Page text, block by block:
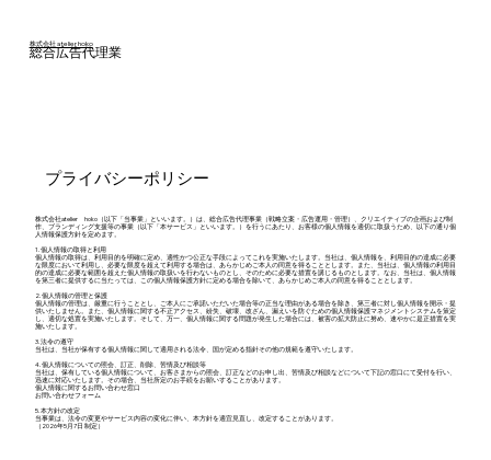
株式会社 atelier hoko
総合広告代理業
プライバシーポリシー
​株式会社atelier hoko（以下「当事業」といいます。）は、総合広告代理事業（戦略立案・広告運用・管理）、クリエイティブの企画および制
作、ブランディング支援等の事業（以下「本サービス」といいます。）を行うにあたり、お客様の個人情報を適切に取扱うため、以下の通り個
人情報保護方針を定めます。
​1. 個人情報の取得と利用
​個人情報の取得は、利用目的を明確に定め、適性かつ公正な手段によってこれを実施いたします。当社は、個人情報を、利用目的の達成に必要
な限度において利用し、必要な限度を超えて利用する場合は、あらかじめご本人の同意を得ることとします。また、当社は、個人情報の利用目
的の達成に必要な範囲を超えた個人情報の取扱いを行わないものとし、そのために必要な措置を講じるものとします。なお、当社は、個人情報
を第三者に提供するに当たっては、この個人情報保護方針に定める場合を除いて、あらかじめご本人の同意を得ることとします。
​2. 個人情報の管理と保護
​個人情報の管理は、厳重に行うこととし、ご本人にご承諾いただいた場合等の正当な理由がある場合を除き、第三者に対し個人情報を開示・提
供いたしません。また、個人情報に関する不正アクセス、紛失、破壊、改ざん、漏えいを防ぐための個人情報保護マネジメントシステムを策定
し、適切な処置を実施いたします。そして、万一、個人情報に関する問題が発生した場合には、被害の拡大防止に努め、速やかに是正措置を実
施いたします。
​3. 法令の遵守
​当社は、当社が保有する個人情報に関して適用される法令、国が定める指針その他の規範を遵守いたします。
​4. 個人情報についての照会、訂正、削除、苦情及び相談等
当社は、保有している個人情報について、お客さまからの照会、訂正などのお申し出、苦情及び相談などについて下記の窓口にて受付を行い、
迅速に対応いたします。その場合、当社所定のお手続をお願いすることがあります。
個人情報に関するお問い合わせ窓口
お問い合わせフォーム
​5. 本方針の改定
​当事業は、法令の変更やサービス内容の変化に伴い、本方針を適宜見直し、改定することがあります。
​（2026年5月7日 制定）